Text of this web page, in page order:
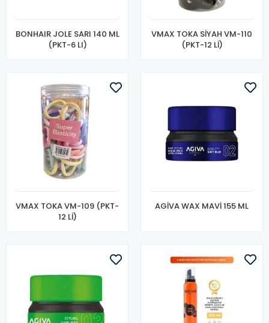
BONHAIR JOLE SARI 140 ML
(PKT-6 LI)
VMAX TOKA SİYAH VM-110
(PKT-12 Lİ)
VMAX TOKA VM-109 (PKT-
12 Lİ)
AGİVA WAX MAVİ 155 ML